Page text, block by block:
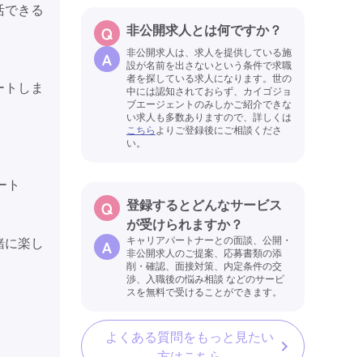
きる
しま
ト
楽し
非公開求人とは何ですか？
非公開求人は、求人を提供している施
設が名前を出さないという条件で求職
者を探している求人になります。世の
中には認知されておらず、カイゴジョ
ブエージェントのみしかご紹介できな
い求人も多数ありますので、詳しくは
こちらよりご登録後にご相談くださ
い。
登録するとどんなサービス
が受けられますか？
キャリアパートナーとの面談、公開・
非公開求人のご提案、応募書類の添
削・確認、面接対策、内定条件の交
渉、入職後の悩み相談 などのサービ
スを無料で受けることができます。
よくある質問をもっと見たい